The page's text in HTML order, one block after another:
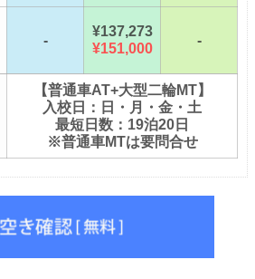
-
¥137,273
¥151,000
-
【普通車AT+大型二輪MT】
入校日：日・月・金・土
最短日数：19泊20日
※普通車MTは要問合せ